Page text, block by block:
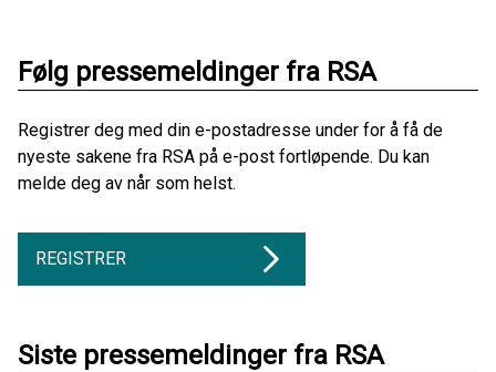
Følg pressemeldinger fra RSA
Registrer deg med din e-postadresse under for å få de
nyeste sakene fra RSA på e-post fortløpende. Du kan
melde deg av når som helst.
REGISTRER
Siste pressemeldinger fra RSA